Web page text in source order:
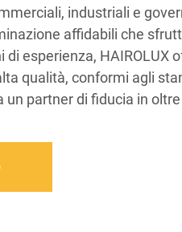
industriali e
affidabili che
di esperienza, HAIROLUX
qualità, conformi agli
partner di fiducia in